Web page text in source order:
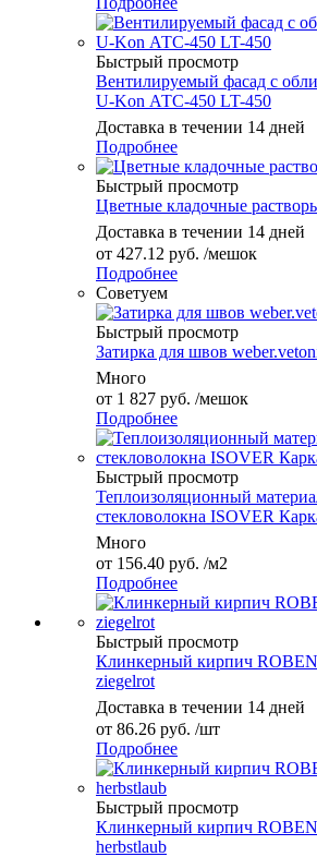
Быстрый просмотр
Вентилируемый фасад с
U-Kon АТС-450 LT-450
Доставка в течении 14 дней
Подробнее
Быстрый просмотр
Цветные кладочные
Доставка в течении 14 дней
от 427.12 руб. /мешок
Подробнее
Советуем
Быстрый просмотр
Затирка для швов
Много
от 1 827 руб. /мешок
Подробнее
Быстрый просмотр
Теплоизоляционный
стекловолокна ISOVER
Много
от 156.40 руб. /м2
Подробнее
Быстрый просмотр
Клинкерный кирпич
ziegelrot
Доставка в течении 14 дней
от 86.26 руб. /шт
Подробнее
Быстрый просмотр
Клинкерный кирпич
herbstlaub